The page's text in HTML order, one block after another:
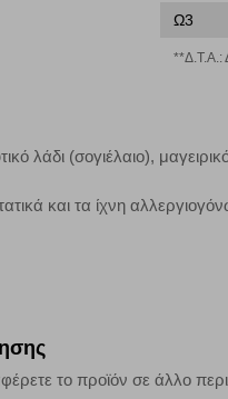
Ω3
**Δ.Τ.Α.:
λάδι (σογιέλαιο),
και τα ίχνη
το προϊόν σε άλλο
να ενημερωνόμαστε για
δημοφιλείς και να
Αν δεν επιτρέψετε την
τη λειτουργία του
με το ενδεχόμενο σε αυτήν